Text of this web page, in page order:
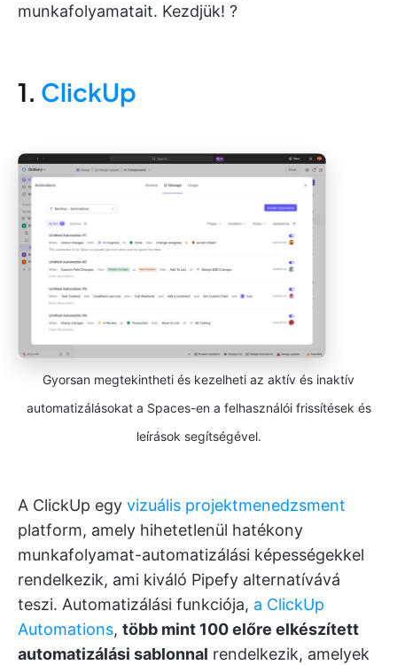
munkafolyamatait. Kezdjük! ?
1. ClickUp
Gyorsan megtekintheti és kezelheti az aktív és inaktív
automatizálásokat a Spaces-en a felhasználói frissítések és
leírások segítségével.
A ClickUp egy vizuális projektmenedzsment
platform, amely hihetetlenül hatékony
munkafolyamat-automatizálási képességekkel
rendelkezik, ami kiváló Pipefy alternatívává
teszi. Automatizálási funkciója, a ClickUp
Automations, több mint 100 előre elkészített
automatizálási sablonnal rendelkezik, amelyek